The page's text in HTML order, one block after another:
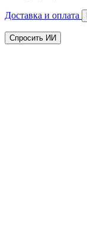
Доставка и оплата
Спросить ИИ